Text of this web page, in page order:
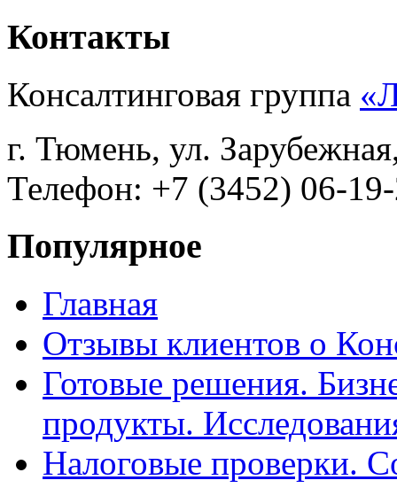
Контакты
Консалтинговая группа
г. Тюмень, ул.
Телефон: +7 (3452) 06-
Популярное
Главная
Отзывы клиентов о
Готовые решения.
продукты.
Налоговые проверки.